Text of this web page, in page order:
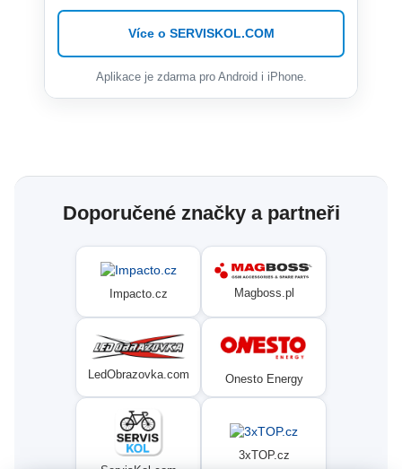
Více o SERVISKOL.COM
Aplikace je zdarma pro Android i iPhone.
Doporučené značky a partneři
Impacto.cz Magboss.pl
LedObrazovka.com Onesto Energy
3xTOP.cz